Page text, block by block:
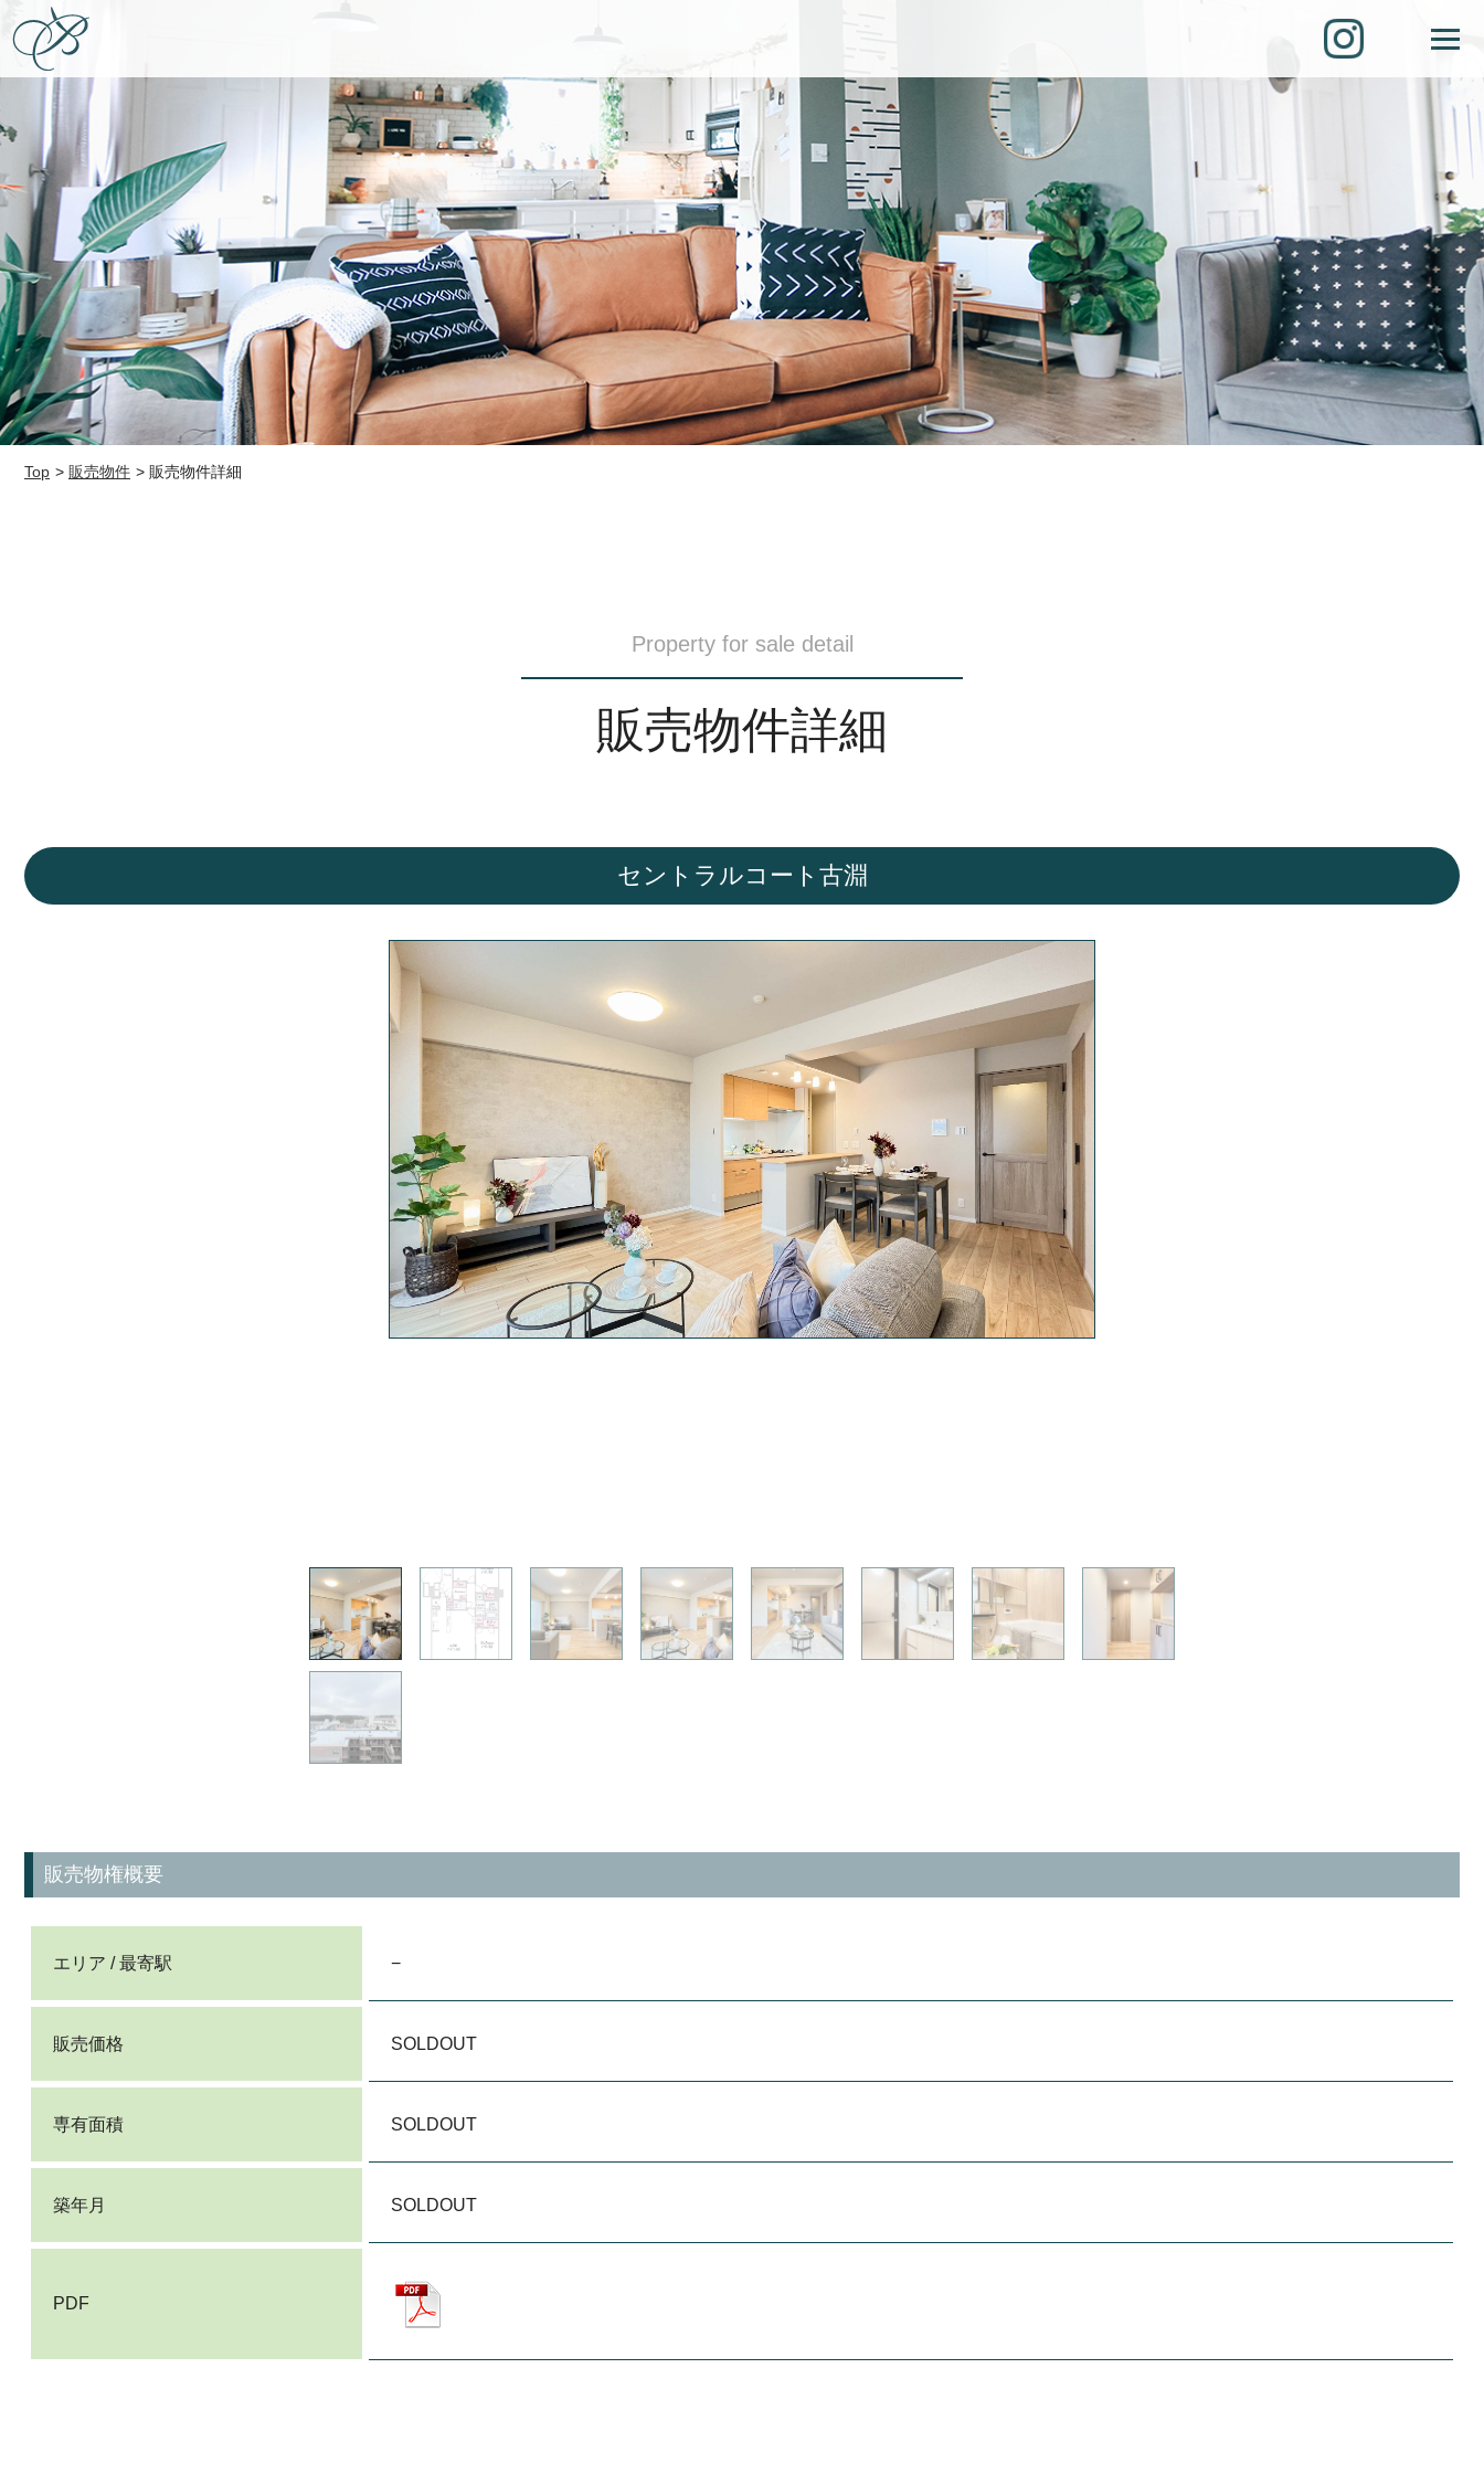
Top 販売物件 販売物件詳細
Property for sale detail
販売物件詳細
セントラルコート古淵
販売物権概要
エリア / 最寄駅 −
販売価格 SOLDOUT
専有面積 SOLDOUT
築年月 SOLDOUT
PDF